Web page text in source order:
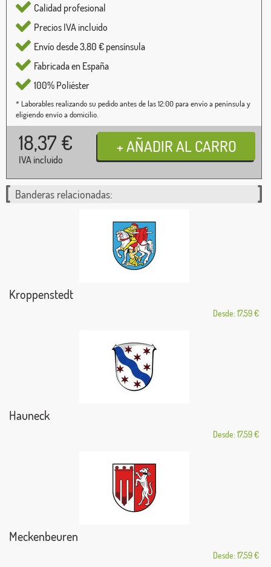
Calidad profesional
Precios IVA incluido
Envío desde 3,80 € pensínsula
Fabricada en España
100% Poliéster
* Laborables realizando su pedido antes de las 12:00 para envío a península y
eligiendo envío a domicilio.
18,37 €
IVA incluido
Banderas relacionadas:
Kroppenstedt
Desde: 17,59 €
Hauneck
Desde: 17,59 €
Meckenbeuren
Desde: 17,59 €